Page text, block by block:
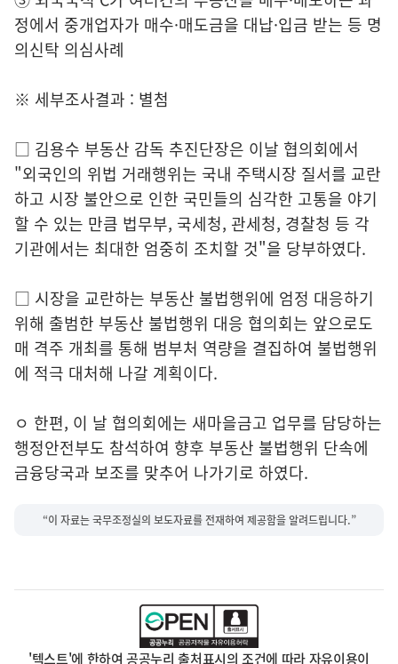
정에서 중개업자가 매수·매도금을 대납·입금 받는 등 명
의신탁 의심사례
※ 세부조사결과 : 별첨
□ 김용수 부동산 감독 추진단장은 이날 협의회에서
"외국인의 위법 거래행위는 국내 주택시장 질서를 교란
하고 시장 불안으로 인한 국민들의 심각한 고통을 야기
할 수 있는 만큼 법무부, 국세청, 관세청, 경찰청 등 각
기관에서는 최대한 엄중히 조치할 것"을 당부하였다.
□ 시장을 교란하는 부동산 불법행위에 엄정 대응하기
위해 출범한 부동산 불법행위 대응 협의회는 앞으로도
매 격주 개최를 통해 범부처 역량을 결집하여 불법행위
에 적극 대처해 나갈 계획이다.
ㅇ 한편, 이 날 협의회에는 새마을금고 업무를 담당하는
행정안전부도 참석하여 향후 부동산 불법행위 단속에
금융당국과 보조를 맞추어 나가기로 하였다.
“이 자료는 국무조정실의 보도자료를 전재하여 제공함을 알려드립니다.”
'텍스트'에 한하여 공공누리 출처표시의 조건에 따라 자유이용이